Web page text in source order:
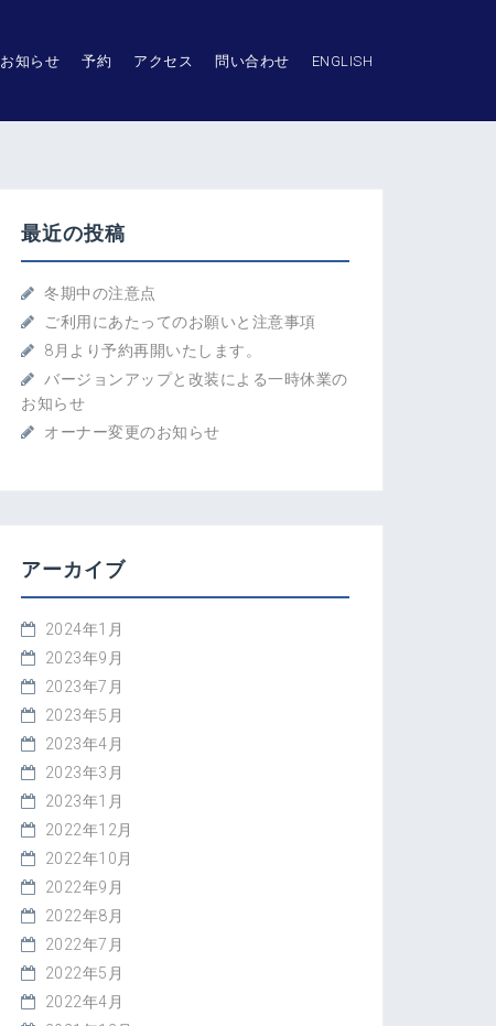
お知らせ 予約 アクセス 問い合わせ ENGLISH
最近の投稿
冬期中の注意点
ご利用にあたってのお願いと注意事項
8月より予約再開いたします。
バージョンアップと改装による一時休業の
お知らせ
オーナー変更のお知らせ
アーカイブ
2024年1月
2023年9月
2023年7月
2023年5月
2023年4月
2023年3月
2023年1月
2022年12月
2022年10月
2022年9月
2022年8月
2022年7月
2022年5月
2022年4月